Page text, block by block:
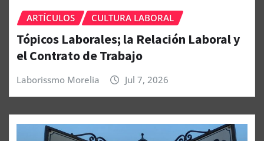
ARTÍCULOS CULTURA LABORAL
Tópicos Laborales; la Relación Laboral y
el Contrato de Trabajo
Laborissmo Morelia Jul 7, 2026